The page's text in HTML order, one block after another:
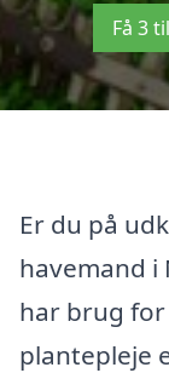
Få 3
Er du på
havemand i
har brug
plantepleje